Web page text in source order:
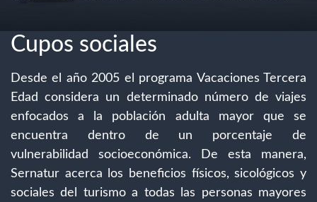
Cupos sociales
Desde el año 2005 el programa Vacaciones Tercera
Edad considera un determinado número de viajes
enfocados a la población adulta mayor que se
encuentra dentro de un porcentaje de
vulnerabilidad socioeconómica. De esta manera,
Sernatur acerca los beneficios físicos, sicológicos y
sociales del turismo a todas las personas mayores